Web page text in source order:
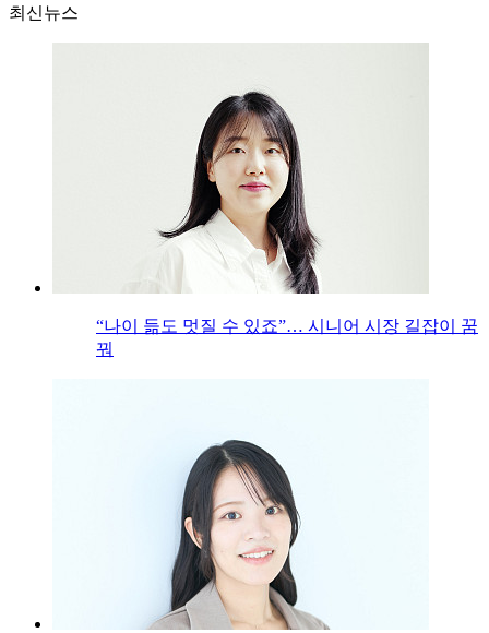
최신뉴스
“나이 듦도 멋질 수 있죠”… 시니어 시장 길잡이 꿈
꿔